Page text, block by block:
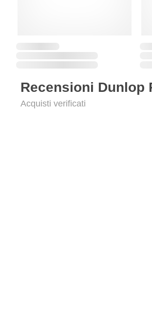
Recensioni Dunlop
Acquisti verificati